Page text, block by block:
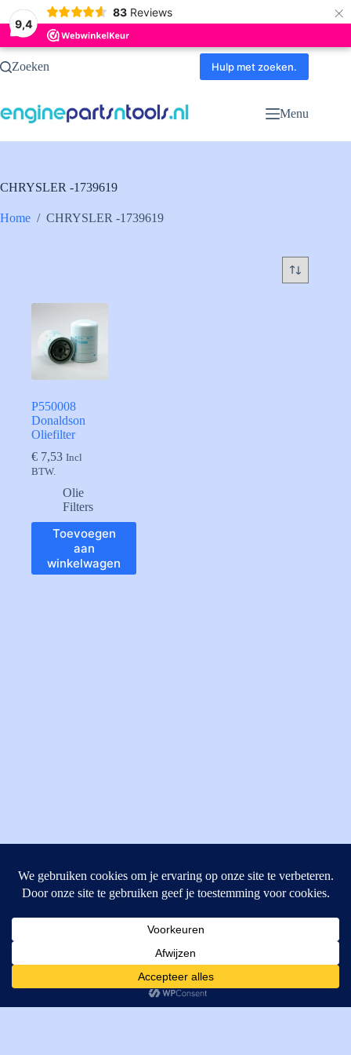
9,4
83 Reviews ×
Ga
naarZoeken Hulp met zoeken.
Menu
CHRYSLER -1739619
Home / CHRYSLER -1739619
P550008
Donaldson
Oliefilter
€ 7,53 Incl
BTW.
Olie
Filters
Toevoegen
aan
winkelwagen
4462GE, Goes
T: +31 (0) 111-484438
M:parts@mitechniek.nl
VAT: NL862802295B01
Cookies helpen ons bij het leveren van onze diensten. Door
gebruik te maken van onze diensten, gaat u akkoord met ons
gebruik van cookies.